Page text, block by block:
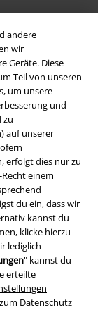
andere
wir
Geräte. Diese
Teil von unseren
um unsere
und
zu
auf unserer
erfolgt dies nur zu
einem
du ein, dass wir
kannst du
klicke hierzu
lediglich
" kannst du
erteilte
Datenschutz